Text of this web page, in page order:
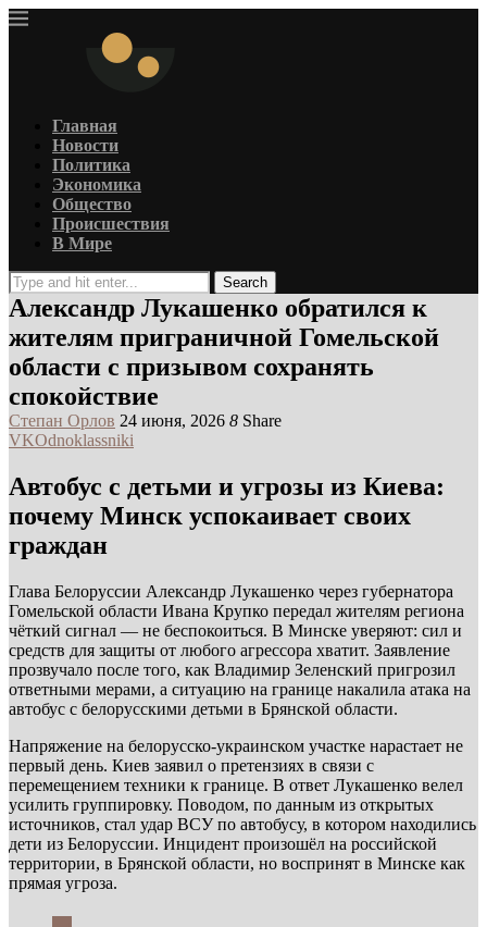
Главная
Новости
Политика
Экономика
Общество
Происшествия
В Мире
Search
Александр Лукашенко обратился к
жителям приграничной Гомельской
области с призывом сохранять
спокойствие
Степан Орлов 24 июня, 2026 8 Share
VKOdnoklassniki
Автобус с детьми и угрозы из Киева:
почему Минск успокаивает своих
граждан
Глава Белоруссии Александр Лукашенко через губернатора
Гомельской области Ивана Крупко передал жителям региона
чёткий сигнал — не беспокоиться. В Минске уверяют: сил и
средств для защиты от любого агрессора хватит. Заявление
прозвучало после того, как Владимир Зеленский пригрозил
ответными мерами, а ситуацию на границе накалила атака на
автобус с белорусскими детьми в Брянской области.
Напряжение на белорусско-украинском участке нарастает не
первый день. Киев заявил о претензиях в связи с
перемещением техники к границе. В ответ Лукашенко велел
усилить группировку. Поводом, по данным из открытых
источников, стал удар ВСУ по автобусу, в котором находились
дети из Белоруссии. Инцидент произошёл на российской
территории, в Брянской области, но воспринят в Минске как
прямая угроза.